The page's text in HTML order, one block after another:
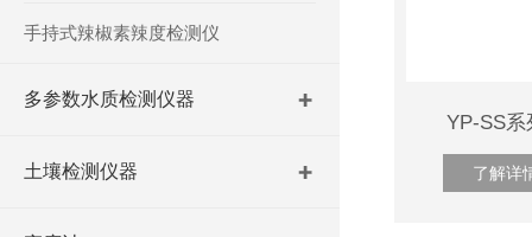
手持式辣椒素辣度检测仪
多参数水质检测仪器
土壤检测仪器
YP-SS
了解详